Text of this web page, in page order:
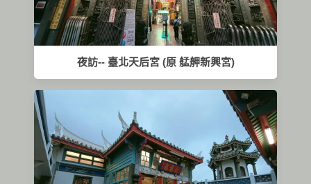
夜訪-- 臺北天后宮 (原 艋舺新興宮)